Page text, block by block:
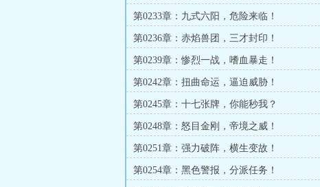
第0233章：九式六阳，危险来临！
第0236章：赤焰兽团，三才封印！
第0239章：惨烈一战，嗜血暴走！
第0242章：扭曲命运，逼迫威胁！
第0245章：十七张牌，你能秒我？
第0248章：怒目金刚，帝境之威！
第0251章：强力破阵，横生变故！
第0254章：黑色警报，分派任务！